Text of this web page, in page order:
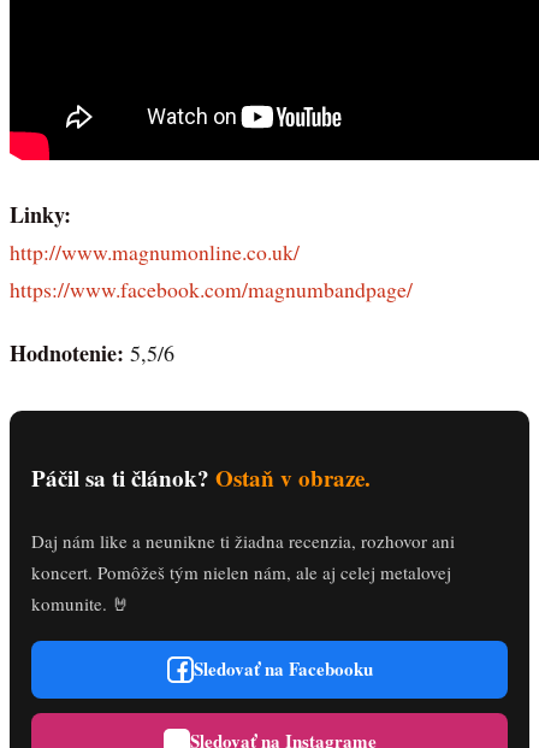
Linky:
http://www.magnumonline.co.uk/
https://www.facebook.com/magnumbandpage/
Hodnotenie: 5,5/6
Páčil sa ti článok? Ostaň v obraze.
Daj nám like a neunikne ti žiadna recenzia, rozhovor ani
koncert. Pomôžeš tým nielen nám, ale aj celej metalovej
komunite. 🤘
Sledovať na Facebooku
Sledovať na Instagrame